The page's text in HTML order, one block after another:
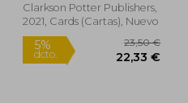
5%
dcto.
Clarkson Potter Publishers,
2021, Cards (Cartas), Nuevo